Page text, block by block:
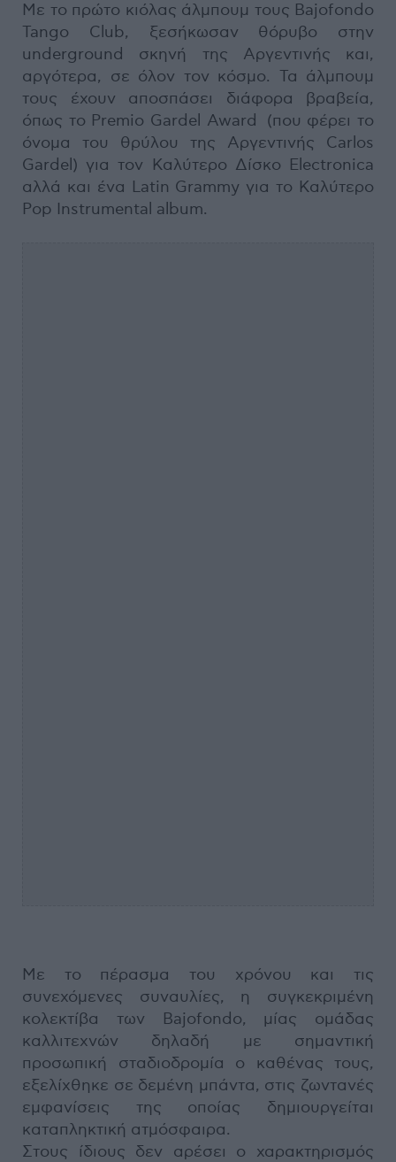
Με το πρώτο κιόλας άλμπουμ τους Bajofondo
Tango Club, ξεσήκωσαν θόρυβο στην
underground σκηνή της Αργεντινής και,
αργότερα, σε όλον τον κόσμο. Τα άλμπουμ
τους έχουν αποσπάσει διάφορα βραβεία,
όπως το Premio Gardel Award (που φέρει το
όνομα του θρύλου της Αργεντινής Carlos
Gardel) για τον Καλύτερο Δίσκο Electronica
αλλά και ένα Latin Grammy για το Καλύτερο
Pop Instrumental album.
Με το πέρασμα του χρόνου και τις
συνεχόμενες συναυλίες, η συγκεκριμένη
κολεκτίβα των Bajofondo, μίας ομάδας
καλλιτεχνών δηλαδή με σημαντική
προσωπική σταδιοδρομία ο καθένας τους,
εξελίχθηκε σε δεμένη μπάντα, στις ζωντανές
εμφανίσεις της οποίας δημιουργείται
καταπληκτική ατμόσφαιρα.
Στους ίδιους δεν αρέσει ο χαρακτηρισμός